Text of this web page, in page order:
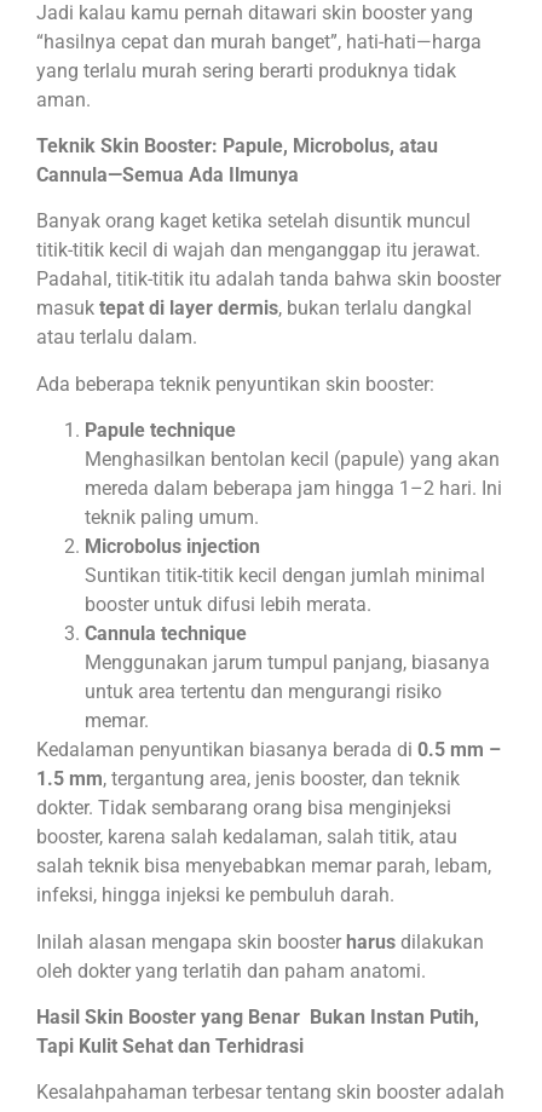
Jadi kalau kamu pernah ditawari skin booster yang
“hasilnya cepat dan murah banget”, hati-hati—harga
yang terlalu murah sering berarti produknya tidak
aman.
Teknik Skin Booster: Papule, Microbolus, atau
Cannula—Semua Ada Ilmunya
Banyak orang kaget ketika setelah disuntik muncul
titik-titik kecil di wajah dan menganggap itu jerawat.
Padahal, titik-titik itu adalah tanda bahwa skin booster
masuk tepat di layer dermis, bukan terlalu dangkal
atau terlalu dalam.
Ada beberapa teknik penyuntikan skin booster:
Papule technique
Menghasilkan bentolan kecil (papule) yang akan
mereda dalam beberapa jam hingga 1–2 hari. Ini
teknik paling umum.
Microbolus injection
Suntikan titik-titik kecil dengan jumlah minimal
booster untuk difusi lebih merata.
Cannula technique
Menggunakan jarum tumpul panjang, biasanya
untuk area tertentu dan mengurangi risiko
memar.
Kedalaman penyuntikan biasanya berada di 0.5 mm –
1.5 mm, tergantung area, jenis booster, dan teknik
dokter. Tidak sembarang orang bisa menginjeksi
booster, karena salah kedalaman, salah titik, atau
salah teknik bisa menyebabkan memar parah, lebam,
infeksi, hingga injeksi ke pembuluh darah.
Inilah alasan mengapa skin booster harus dilakukan
oleh dokter yang terlatih dan paham anatomi.
Hasil Skin Booster yang Benar Bukan Instan Putih,
Tapi Kulit Sehat dan Terhidrasi
Kesalahpahaman terbesar tentang skin booster adalah